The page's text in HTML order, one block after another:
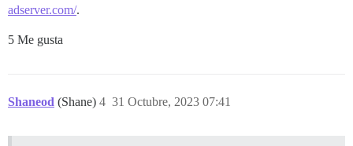
adserver.com/.
5 Me gusta
Shaneod (Shane) 31 Octubre, 2023 07:41
4